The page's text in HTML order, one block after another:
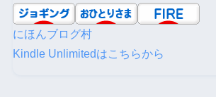
にほんブログ村
Kindle Unlimitedはこちらから